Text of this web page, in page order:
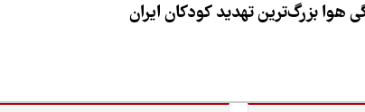
هوا بزرگ‌ترین تهدید کودکان ایران